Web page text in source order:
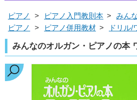
ピアノ > ピアノ入門教則本 >
みん
ピアノ
> ピアノ併用教材 > ドリル/
みんなのオルガン・ピアノの本